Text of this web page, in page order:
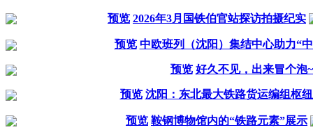
预览 2026年3月国铁伯官站探访拍摄纪实
预览 中欧班列（沈阳）集结中心助力“
预览 好久不见，出来冒个泡
预览 沈阳：东北最大铁路货运编组枢
预览 鞍钢博物馆内的“铁路元素”展示